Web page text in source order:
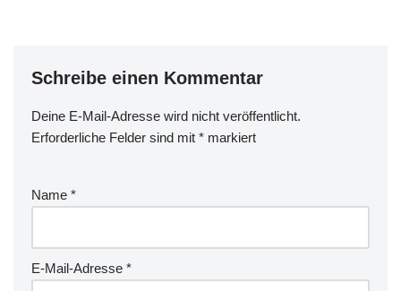
Schreibe einen Kommentar
Deine E-Mail-Adresse wird nicht veröffentlicht.
Erforderliche Felder sind mit * markiert
Name *
E-Mail-Adresse *